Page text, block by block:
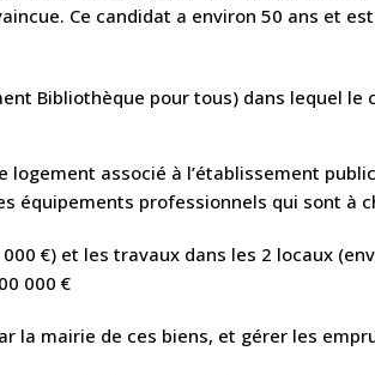
Ce candidat a environ 50 ans et
Bibliothèque pour tous) dans lequel
associé à l’établissement
équipements professionnels qui sont à
€) et les travaux dans les 2 locaux
000 €
la mairie de ces biens, et gérer les